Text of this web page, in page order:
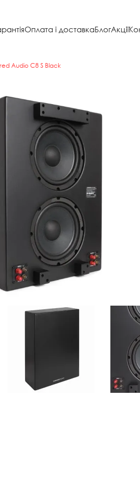
Оплата і доставкаБлогАкції
Audio C8 S Black